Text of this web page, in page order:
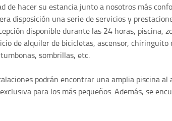
de hacer su estancia junto a nosotros más
disposición una serie de servicios y
disponible durante las 24 horas, piscina,
de alquiler de bicicletas, ascensor, chiringuito
sombrillas, etc.
podrán encontrar una amplia piscina
para los más pequeños. Además, se